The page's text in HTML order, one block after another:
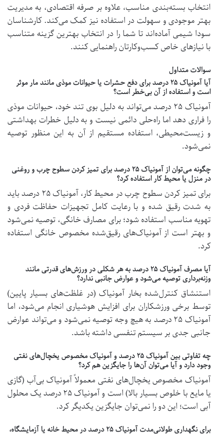
انتخاب بسته‌بندی مناسب، علاوه بر صرفه اقتصادی، به مدیریت
بهتر موجودی و سهولت در استفاده نیز کمک می‌کند. کارشناسان
سودا شیمی آماده‌اند تا شما را در انتخاب بهترین گزینه متناسب
با نیازهای خاص کسب‌وکارتان راهنمایی کنند.
سوالات متداول
آیا آمونیاک ۲۵ درصد برای دفع حشرات یا حیوانات موذی مانند مار موثر
است و استفاده از آن بی‌خطر است؟
آمونیاک ۲۵ درصد می‌تواند به دلیل بوی تند خود، حیوانات موذی
را فراری دهد اما راه‌حلی دائمی نیست و به دلیل خطرات بهداشتی
و زیست‌محیطی، استفاده مستقیم از آن به این منظور توصیه
نمی‌شود.
چگونه می‌توان از آمونیاک ۲۵ درصد برای تمیز کردن سطوح چرب و روغنی
در منزل یا محیط کار استفاده کرد؟
برای تمیز کردن سطوح چرب در محیط کار، آمونیاک ۲۵ درصد باید
به شدت رقیق شده و با رعایت کامل تجهیزات حفاظت فردی و
تهویه مناسب استفاده شود؛ برای مصارف خانگی، توصیه نمی‌شود
و بهتر است از آمونیاک‌های رقیق‌شده مخصوص خانگی استفاده
کرد.
آیا مصرف آمونیاک ۲۵ درصد به هر شکلی در ورزش‌های قدرتی مانند
وزنه‌برداری توصیه می‌شود و عوارض جانبی ندارد؟
استنشاق کنترل‌شده بخار آمونیاک (در غلظت‌های بسیار پایین)
توسط برخی ورزشکاران برای افزایش هوشیاری انجام می‌شود، اما
آمونیاک ۲۵ درصد به هیچ وجه توصیه نمی‌شود و می‌تواند عوارض
جانبی جدی بر سیستم تنفسی داشته باشد.
چه تفاوتی بین آمونیاک ۲۵ درصد و آمونیاک مخصوص یخچال‌های نفتی
وجود دارد و آیا می‌توان آن‌ها را جایگزین هم کرد؟
آمونیاک مخصوص یخچال‌های نفتی معمولاً آمونیاک بی‌آب (گازی
یا مایع با خلوص بسیار بالا) است و آمونیاک ۲۵ درصد یک محلول
آبی است؛ این دو را نمی‌توان جایگزین یکدیگر کرد.
برای نگهداری طولانی‌مدت آمونیاک ۲۵ درصد در محیط خانه یا آزمایشگاه،